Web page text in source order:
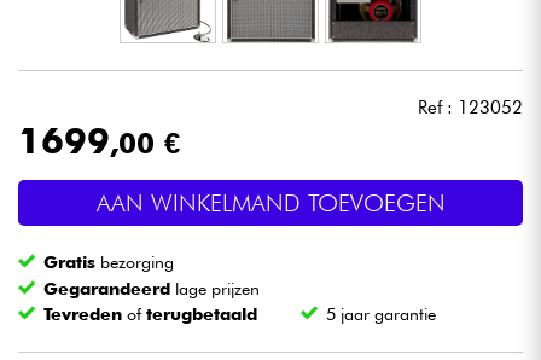
Licht
Blaasinstrument
Ref : 123052
1699,00 €
AAN WINKELMAND TOEVOEGEN
Gratis bezorging
Gegarandeerd lage prijzen
Tevreden ofterugbetaald 5 jaar garantie